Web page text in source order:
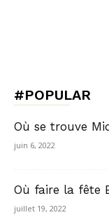
#POPULAR
Où se trouve
juin 6, 2022
Où faire la fête
juillet 19, 2022